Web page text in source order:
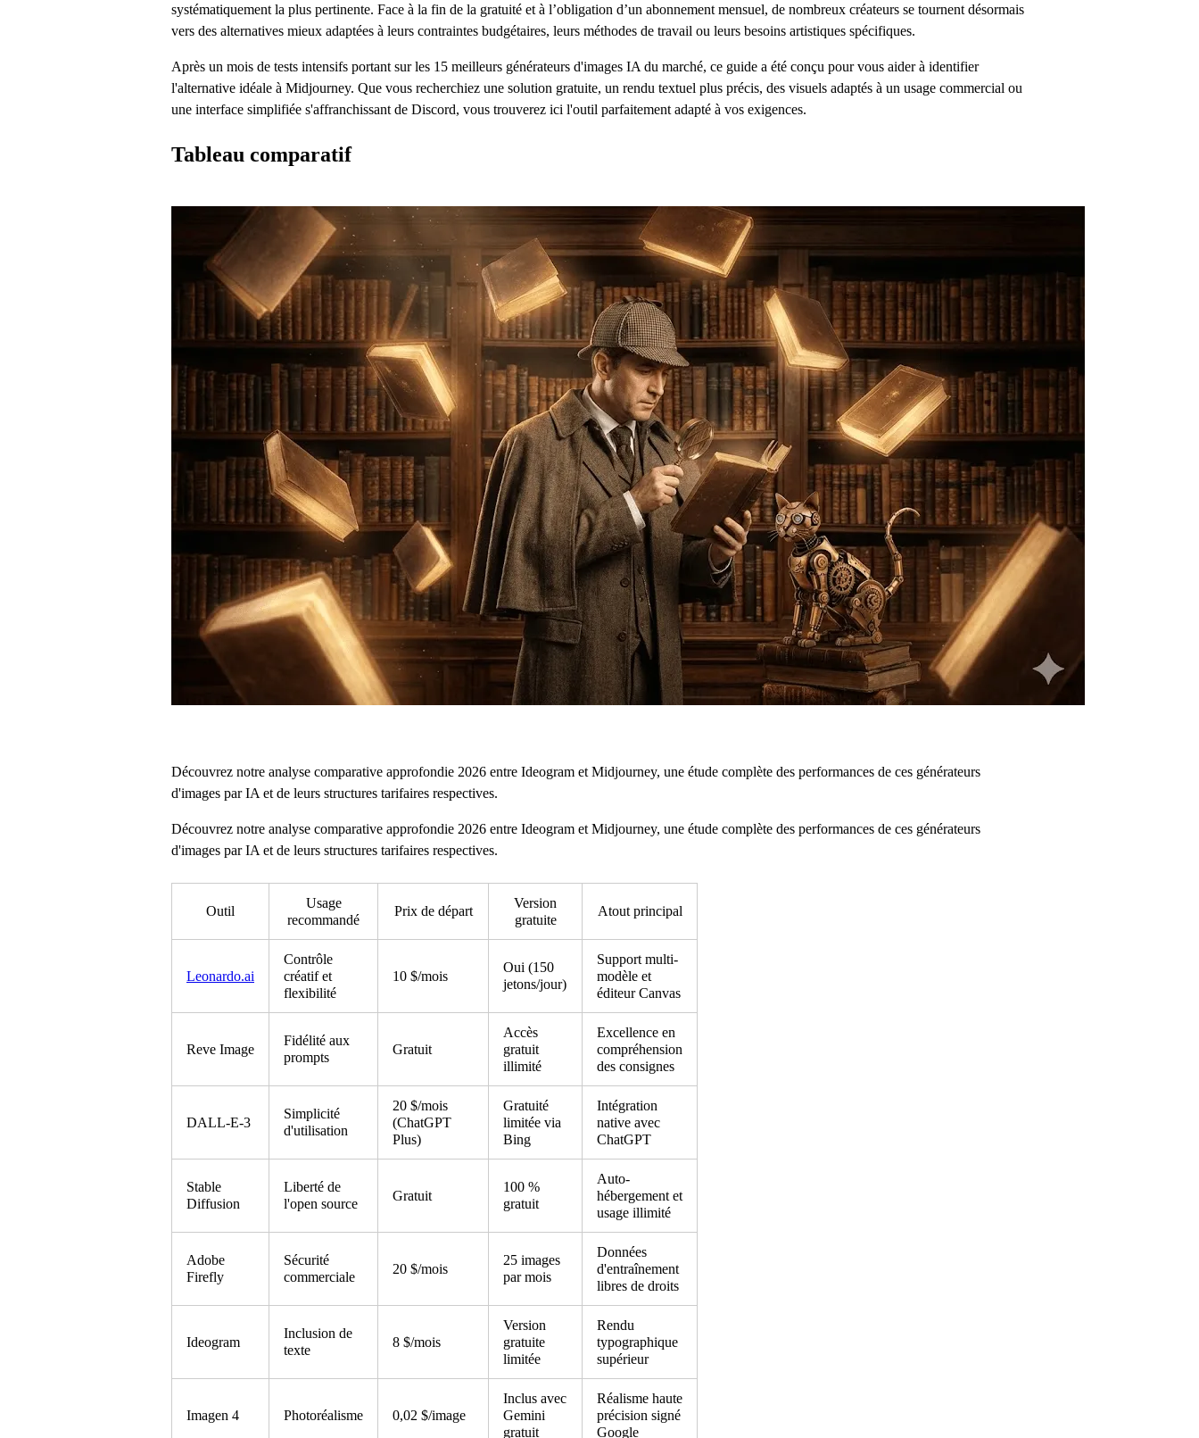
systématiquement la plus pertinente. Face à la fin de la gratuité et à l’obligation d’un abonnement mensuel, de nombreux créateurs se tournent désormais
vers des alternatives mieux adaptées à leurs contraintes budgétaires, leurs méthodes de travail ou leurs besoins artistiques spécifiques.
Après un mois de tests intensifs portant sur les 15 meilleurs générateurs d'images IA du marché, ce guide a été conçu pour vous aider à identifier
l'alternative idéale à Midjourney. Que vous recherchiez une solution gratuite, un rendu textuel plus précis, des visuels adaptés à un usage commercial ou
une interface simplifiée s'affranchissant de Discord, vous trouverez ici l'outil parfaitement adapté à vos exigences.
Tableau comparatif
Découvrez notre analyse comparative approfondie 2026 entre Ideogram et Midjourney, une étude complète des performances de ces générateurs
d'images par IA et de leurs structures tarifaires respectives.
Découvrez notre analyse comparative approfondie 2026 entre Ideogram et Midjourney, une étude complète des performances de ces générateurs
d'images par IA et de leurs structures tarifaires respectives.
Outil
Usage
recommandé
Prix de départ
Version
gratuite
Atout principal
Leonardo.ai
Contrôle
créatif et
flexibilité
10 $/mois
Oui (150
jetons/jour)
Support multi-
modèle et
éditeur Canvas
Reve Image
Fidélité aux
prompts
Gratuit
Accès
gratuit
illimité
Excellence en
compréhension
des consignes
DALL-E-3
Simplicité
d'utilisation
20 $/mois
(ChatGPT
Plus)
Gratuité
limitée via
Bing
Intégration
native avec
ChatGPT
Stable
Diffusion
Liberté de
l'open source
Gratuit
100 %
gratuit
Auto-
hébergement et
usage illimité
Adobe
Firefly
Sécurité
commerciale
20 $/mois
25 images
par mois
Données
d'entraînement
libres de droits
Ideogram
Inclusion de
texte
8 $/mois
Version
gratuite
limitée
Rendu
typographique
supérieur
Imagen 4 Photoréalisme 0,02 $/image
Inclus avec
Gemini
gratuit
Réalisme haute
précision signé
Google